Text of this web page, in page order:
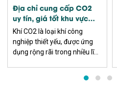
Địa chỉ cung cấp CO2
uy tín, giá tốt khu vực
miền Nam
Khí CO2 là loại khí công
nghiệp thiết yếu, được ứng
dụng rộng rãi trong nhiều lĩnh
nhiều khu công nghiệp, nhà